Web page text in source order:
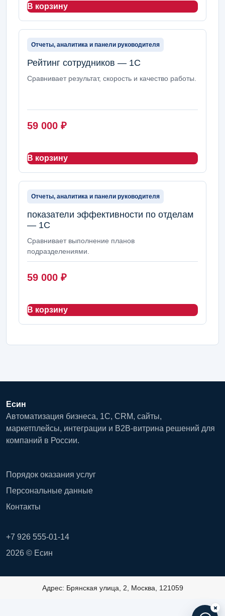
В корзину
Отчеты, аналитика и панели руководителя
Рейтинг сотрудников — 1С
Сравнивает результат, скорость и качество работы.
59 000 ₽
В корзину
Отчеты, аналитика и панели руководителя
показатели эффективности по отделам
— 1С
Сравнивает выполнение планов
подразделениями.
59 000 ₽
В корзину
Есин
Автоматизация бизнеса, 1С, CRM, сайты,
маркетплейсы, интеграции и B2B-витрина решений для
компаний в России.
Порядок оказания услуг
Персональные данные
Контакты
+7 926 555-01-14
2026 © Есин
Адрес: Брянская улица, 2, Москва, 121059